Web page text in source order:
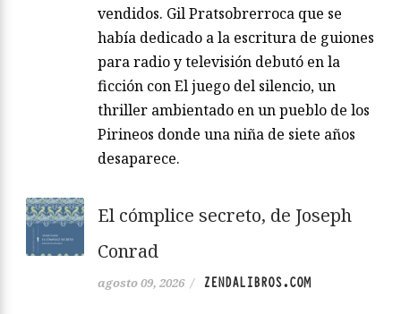
vendidos. Gil Pratsobrerroca que se
había dedicado a la escritura de guiones
para radio y televisión debutó en la
ficción con El juego del silencio, un
thriller ambientado en un pueblo de los
Pirineos donde una niña de siete años
desaparece.
El cómplice secreto, de Joseph
Conrad
agosto 09, 2026 / ZENDALIBROS.COM